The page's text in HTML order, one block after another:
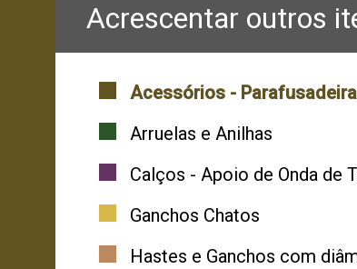
Acrescentar outros
Acessórios -
Arruelas e Anilhas
Calços - Apoio de Onda de
Ganchos Chatos
Hastes e Ganchos com